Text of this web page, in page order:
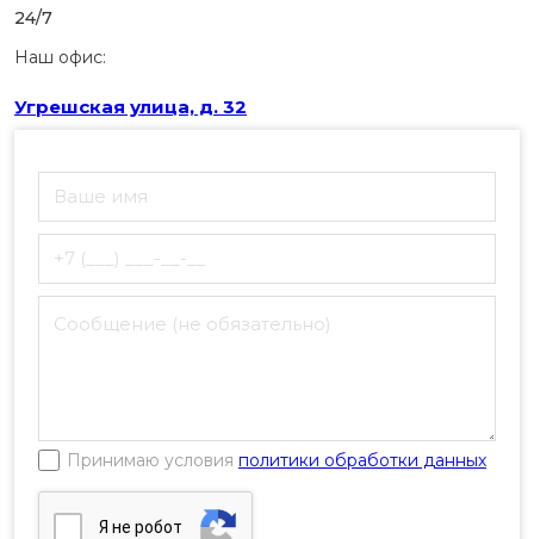
24/7
Наш офис:
Угрешская улица, д. 32
Принимаю условия политики обработки данных
Я нe poбoт